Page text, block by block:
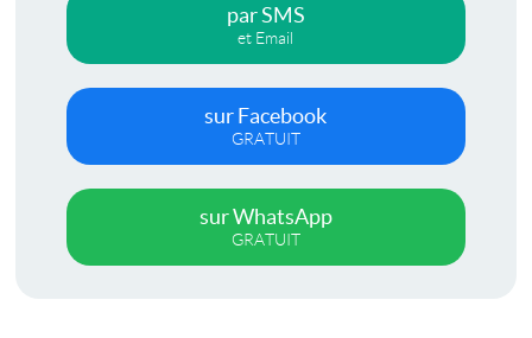
par SMS
et Email
sur Facebook
GRATUIT
sur WhatsApp
GRATUIT